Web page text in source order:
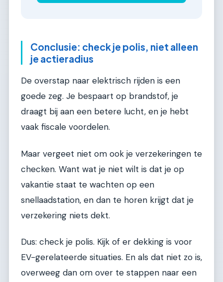
Conclusie: check je polis, niet alleen
je actieradius
De overstap naar elektrisch rijden is een
goede zeg. Je bespaart op brandstof, je
draagt bij aan een betere lucht, en je hebt
vaak fiscale voordelen.
Maar vergeet niet om ook je verzekeringen te
checken. Want wat je niet wilt is dat je op
vakantie staat te wachten op een
snellaadstation, en dan te horen krijgt dat je
verzekering niets dekt.
Dus: check je polis. Kijk of er dekking is voor
EV-gerelateerde situaties. En als dat niet zo is,
overweeg dan om over te stappen naar een